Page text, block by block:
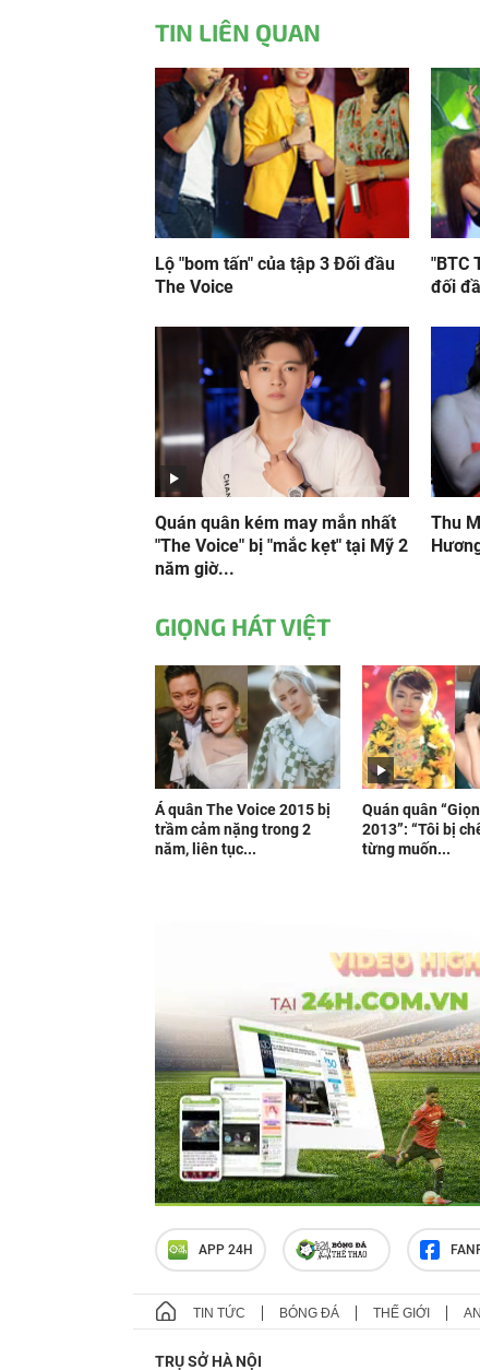
TIN LIÊN QUAN
Lộ "bom tấn" của tập 3 Đối đầu
The Voice
"BTC
đối
Quán quân kém may mắn nhất
"The Voice" bị "mắc kẹt" tại Mỹ 2
năm giờ...
Thu
GIỌNG HÁT VIỆT
Á quân The Voice 2015 bị
trầm cảm nặng trong 2
năm, liên tục...
Quán quân
2013”: “Tôi bị
từng muốn...
APP 24H
TIN TỨC BÓNG ĐÁ THẾ GIỚI
TRỤ SỞ HÀ NỘI